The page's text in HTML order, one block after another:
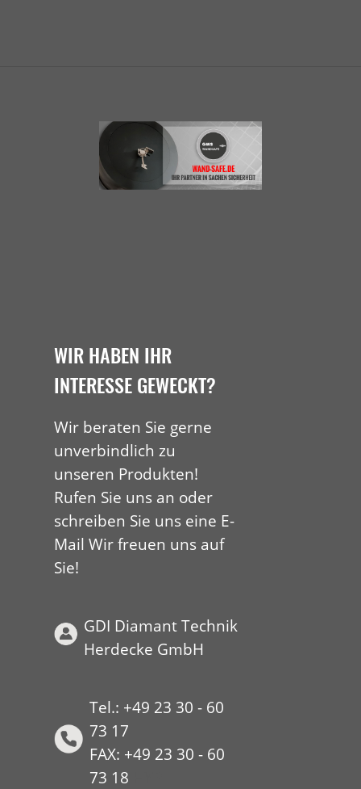
WIR HABEN IHR
INTERESSE GEWECKT?
Wir beraten Sie gerne
unverbindlich zu
unseren Produkten!
Rufen Sie uns an oder
schreiben Sie uns eine E-
Mail Wir freuen uns auf
Sie!
GDI Diamant Technik
Herdecke GmbH
Tel.: +49 23 30 - 60
73 17
FAX: +49 23 30 - 60
73 18